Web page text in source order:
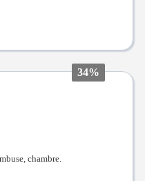
34%
chambre.